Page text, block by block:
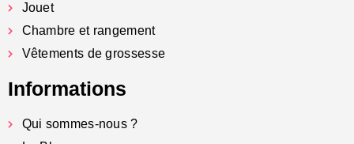
Jouet
Chambre et rangement
Vêtements de grossesse
Informations
Qui sommes-nous ?